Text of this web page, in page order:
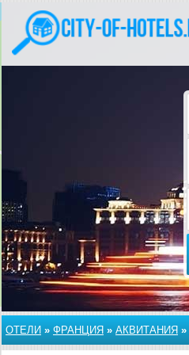
ОТЕЛИ » ФРАНЦИЯ » АКВИТАНИЯ »